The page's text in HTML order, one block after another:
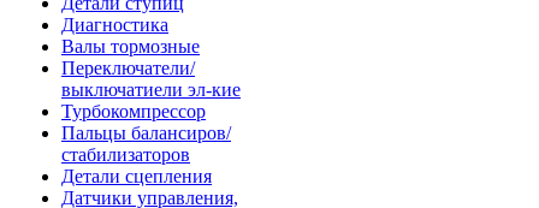
Диагностика
Валы тормозные
Переключатели/
выключатиели эл-кие
Турбокомпрессор
Пальцы балансиров/
стабилизаторов
Детали сцепления
Датчики управления,